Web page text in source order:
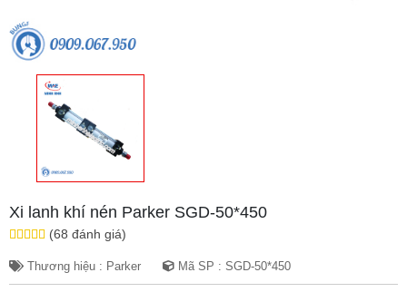
Xi lanh khí nén Parker SGD-50*450
(68 đánh giá)
Thương hiệu : Parker Mã SP : SGD-50*450